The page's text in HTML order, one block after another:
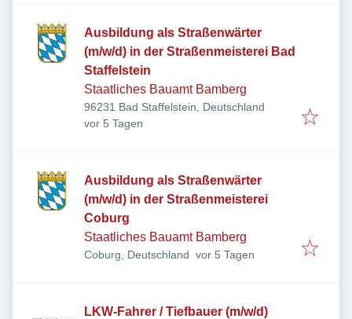
Ausbildung als Straßenwärter
(m/w/d) in der Straßenmeisterei Bad
Staffelstein
Staatliches Bauamt Bamberg
96231 Bad Staffelstein, Deutschland
Veröffentlicht
vor 5 Tagen
Ausbildung als Straßenwärter
(m/w/d) in der Straßenmeisterei
Coburg
Staatliches Bauamt Bamberg
Coburg, Deutschland Veröffentlicht
vor 5 Tagen
LKW-Fahrer / Tiefbauer (m/w/d)